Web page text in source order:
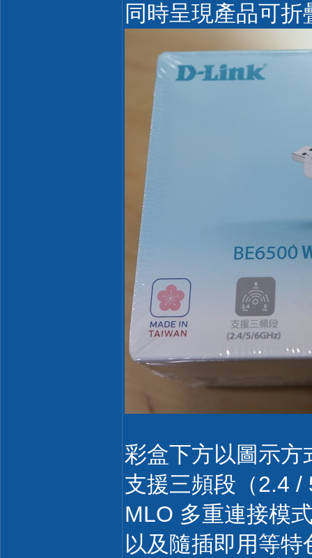
同時呈現產品可
彩盒下方以圖示方
支援三頻段（2.4 /
MLO 多重連接模
以及隨插即用等特